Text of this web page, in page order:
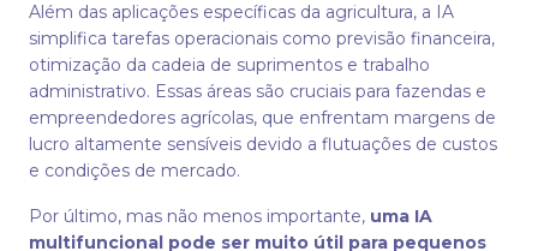
Além das aplicações específicas da agricultura, a IA
simplifica tarefas operacionais como previsão financeira,
otimização da cadeia de suprimentos e trabalho
administrativo. Essas áreas são cruciais para fazendas e
empreendedores agrícolas, que enfrentam margens de
lucro altamente sensíveis devido a flutuações de custos
e condições de mercado.
Por último, mas não menos importante, uma IA
multifuncional pode ser muito útil para pequenos